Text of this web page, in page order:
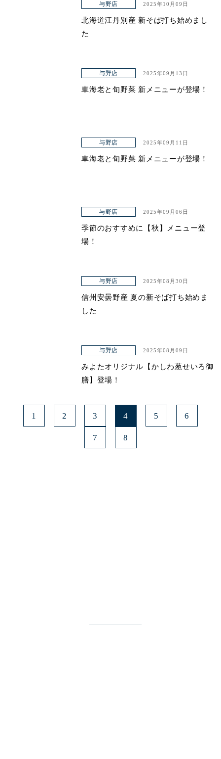
与野店 2025年10月09日
北海道江丹別産 新そば打ち始めまし
た
与野店 2025年09月13日
車海老と旬野菜 新メニューが登場！
与野店 2025年09月11日
車海老と旬野菜 新メニューが登場！
与野店 2025年09月06日
季節のおすすめに【秋】メニュー登
場！
与野店 2025年08月30日
信州安曇野産 夏の新そば打ち始めま
した
与野店 2025年08月09日
みよたオリジナル【かしわ葱せいろ御
膳】登場！
1 2 3 4 5 6
7 8